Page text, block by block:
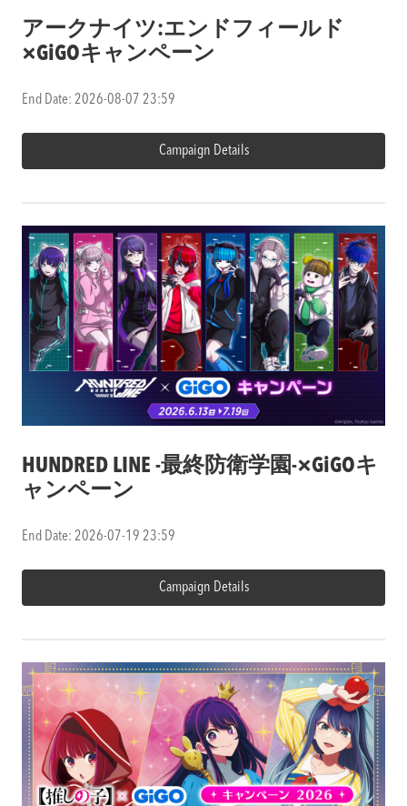
アークナイツ:エンドフィールド
×GiGOキャンペーン
End Date: 2026-08-07 23:59
Campaign Details
HUNDRED LINE -最終防衛学園-×GiGOキ
ャンペーン
End Date: 2026-07-19 23:59
Campaign Details